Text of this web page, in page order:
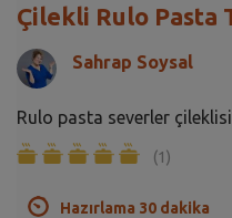
Çilekli Rulo Pasta
Sahrap Soysal
Rulo pasta severler
(1)
Hazırlama 30 dakika